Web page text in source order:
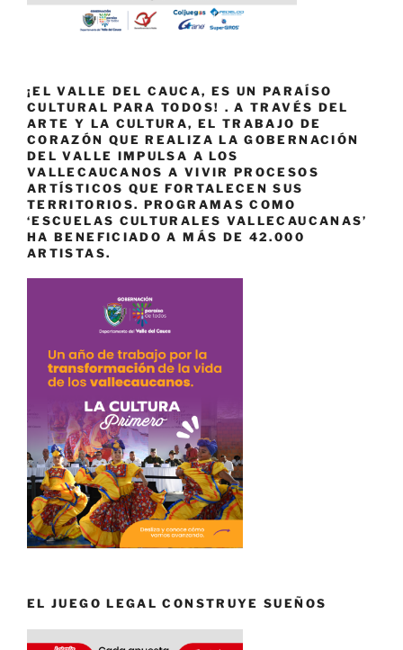
¡EL VALLE DEL CAUCA, ES UN PARAÍSO
CULTURAL PARA TODOS! . A TRAVÉS DEL
ARTE Y LA CULTURA, EL TRABAJO DE
CORAZÓN QUE REALIZA LA GOBERNACIÓN
DEL VALLE IMPULSA A LOS
VALLECAUCANOS A VIVIR PROCESOS
ARTÍSTICOS QUE FORTALECEN SUS
TERRITORIOS. PROGRAMAS COMO
‘ESCUELAS CULTURALES VALLECAUCANAS’
HA BENEFICIADO A MÁS DE 42.000
ARTISTAS.
EL JUEGO LEGAL CONSTRUYE SUEÑOS